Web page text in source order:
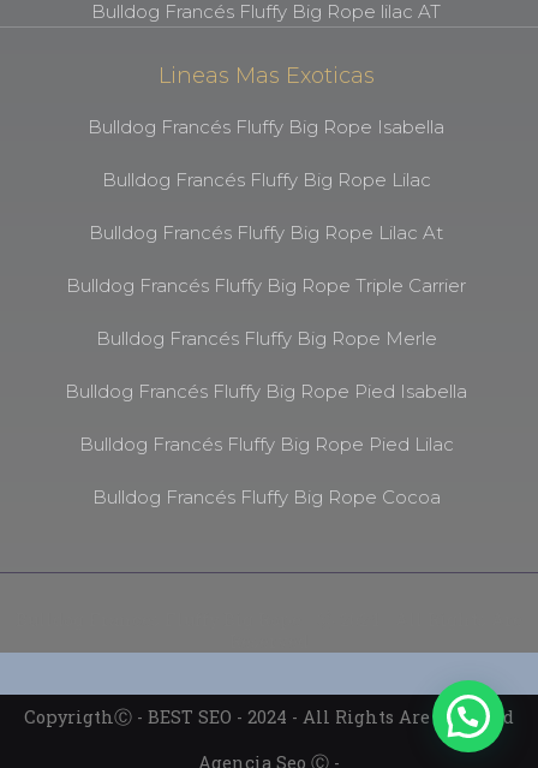
Bulldog Francés Fluffy Big Rope lilac AT
Lineas Mas Exoticas
Bulldog Francés Fluffy Big Rope Isabella
Bulldog Francés Fluffy Big Rope Lilac
Bulldog Francés Fluffy Big Rope Lilac At
Bulldog Francés Fluffy Big Rope Triple Carrier
Bulldog Francés Fluffy Big Rope Merle
Bulldog Francés Fluffy Big Rope Pied Isabella
Bulldog Francés Fluffy Big Rope Pied Lilac
Bulldog Francés Fluffy Big Rope Cocoa
CopyrigthⒸ - BEST SEO - 2024 - All Rights Are Reserved
Agencia Seo Ⓒ -